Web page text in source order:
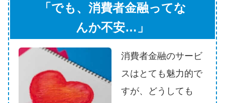
ソフト闇金とは？悪質な手口に
は要注意！
090金融（闇金）からお金を借り
てはいけない理由と借りた場合
の対処法
「でも、消費者金融ってな
んか不安…」
消費者金融のサービ
スはとても魅力的で
すが、どうしても